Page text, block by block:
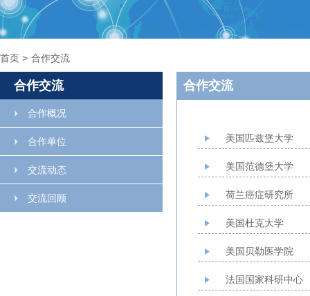
首页 > 合作交流
合作交流
合作概况
合作单位
交流动态
交流回顾
合作交流
美国匹兹堡大学
美国范德堡大学
荷兰癌症研究所
美国杜克大学
美国贝勒医学院
法国国家科研中心